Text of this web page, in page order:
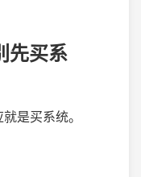
先买系
是买系统。